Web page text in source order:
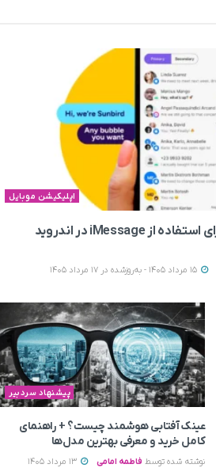
اپلیکیشن موبایل
اپلیکیشن Sunbird برای استفاده از iMessage در اندروید
پیشنهاد سردبیر
عینک آفتابی هوشمند چیست؟ + راهنمای
کامل خرید و معرفی بهترین مدل‌ها
نوشته شده توسط فاطمه امامی